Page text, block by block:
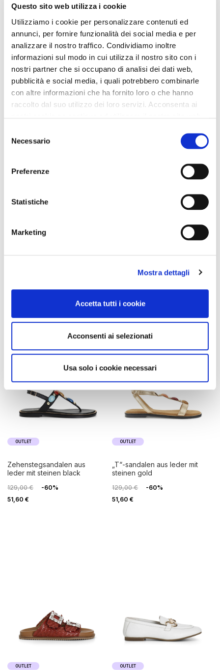
Questo sito web utilizza i cookie
Utilizziamo i cookie per personalizzare contenuti ed
annunci, per fornire funzionalità dei social media e per
analizzare il nostro traffico. Condividiamo inoltre
informazioni sul modo in cui utilizza il nostro sito con i
nostri partner che si occupano di analisi dei dati web,
pubblicità e social media, i quali potrebbero combinarle
con altre informazioni che ha fornito loro o che hanno
raccolto dal suo utilizzo dei loro servizi. Acconsenta ai
delNecessario
Preferenze
Statistiche
Marketing
Mostra dettagli
Accetta tutti i cookie
Acconsenti ai selezionati
Usa solo i cookie necessari
bast mit schnalle tan
139,00 €
-60%
55,60 €
schnallen black
139,00 €
-60%
55,60 €
OUTLET
zehenstegsandalen aus
leder mit steinen black
129,00 €
-60%
51,60 €
OUTLET
„t“-sandalen aus leder mit
steinen gold
129,00 €
-60%
51,60 €
OUTLET OUTLET